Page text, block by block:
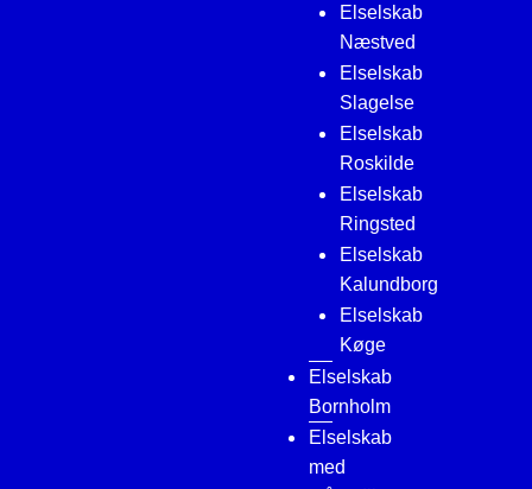
Elselskab
Næstved
Elselskab
Slagelse
Elselskab
Roskilde
Elselskab
Ringsted
Elselskab
Kalundborg
Elselskab
Køge
Elselskab
Bornholm
Elselskab
med